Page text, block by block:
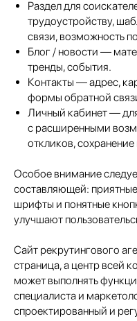
Раздел для
трудоустройству,
связи, возможность
Блог / новости —
тренды, события.
Контакты — адрес,
формы обратной
Личный кабинет —
с расширенными
откликов,
Особое внимание
составляющей:
шрифты и понятные
улучшают
Сайт рекрутингового
страница, а центр всей
может выполнять
специалиста и
спроектированный и